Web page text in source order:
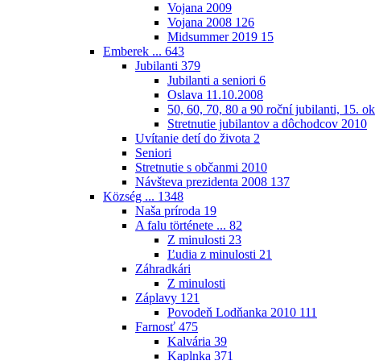
Vojana 2009
Vojana 2008 126
Midsummer 2019 15
Emberek ... 643
Jubilanti 379
Jubilanti a seniori 6
Oslava 11.10.2008
50, 60, 70, 80 a 90 roční jubilanti, 15.
Stretnutie jubilantov a dôchodcov 2010
Uvítanie detí do života 2
Seniori
Stretnutie s občanmi 2010
Návšteva prezidenta 2008 137
Község ... 1348
Naša príroda 19
A falu története ... 82
Z minulosti 23
Ľudia z minulosti 21
Záhradkári
Z minulosti
Záplavy 121
Povodeň Lodňanka 2010 111
Farnosť 475
Kalvária 39
Kaplnka 371